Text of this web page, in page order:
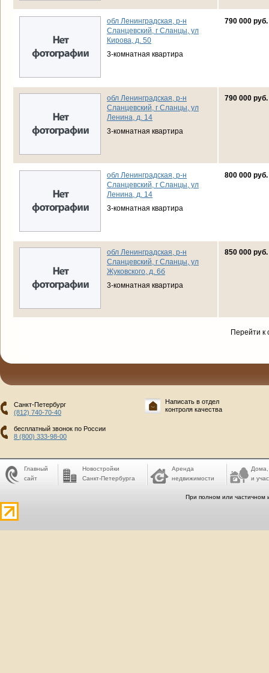
обл Ленинградская, р-н
Сланцевский, г Сланцы, ул
Кирова, д. 50
3-комнатная квартира
790 000 руб.
обл Ленинградская, р-н
Сланцевский, г Сланцы, ул
Ленина, д. 14
3-комнатная квартира
790 000 руб.
обл Ленинградская, р-н
Сланцевский, г Сланцы, ул
Ленина, д. 14
3-комнатная квартира
800 000 руб.
обл Ленинградская, р-н
Сланцевский, г Сланцы, ул
Жуковского, д. 6б
3-комнатная квартира
850 000 руб.
Перейти к
Санкт-Петербург
(812) 740-70-40
бесплатный звонок по России
8 (800) 333-98-00
Написать в отдел
контроля качества
Главный
сайт
Новостройки
Санкт-Петербурга
Аренда
недвижимости
Дома,
и
При полном или частичном